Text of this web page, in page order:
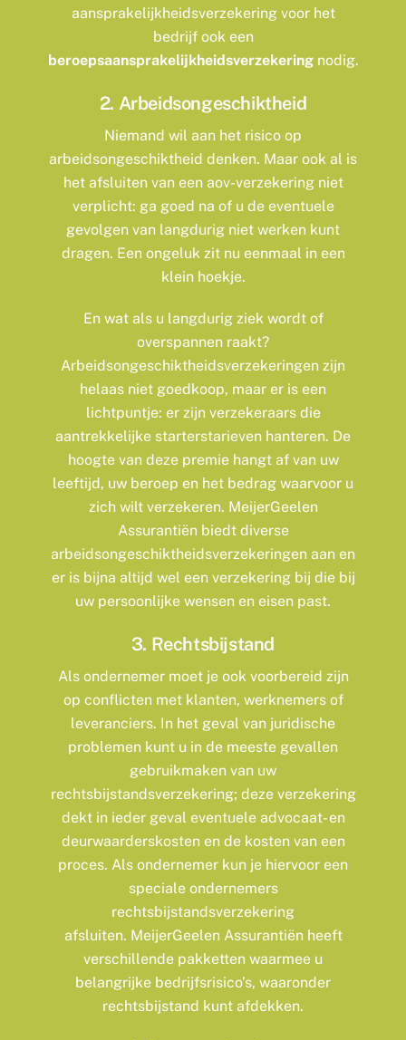
aansprakelijkheidsverzekering voor het
bedrijf ook een
beroepsaansprakelijkheidsverzekeringnodig.
2. Arbeidsongeschiktheid
Niemand wil aan het risico op
arbeidsongeschiktheid denken. Maar ook al is
het afsluiten van een aov-verzekering niet
verplicht: ga goed na of u de eventuele
gevolgen van langdurig niet werken kunt
dragen. Een ongeluk zit nu eenmaal in een
klein hoekje.
En wat als u langdurig ziek wordt of
overspannen raakt?
Arbeidsongeschiktheidsverzekeringen zijn
helaas niet goedkoop, maar er is een
lichtpuntje: er zijn verzekeraars die
aantrekkelijke starterstarieven hanteren. De
hoogte van deze premie hangt af van uw
leeftijd, uw beroep en het bedrag waarvoor u
zich wilt verzekeren. MeijerGeelen
Assurantiën biedt diverse
arbeidsongeschiktheidsverzekeringen aan en
er is bijna altijd wel een verzekering bij die bij
uw persoonlijke wensen en eisen past.
3. Rechtsbijstand
Als ondernemer moet je ook voorbereid zijn
op conflicten met klanten, werknemers of
leveranciers. In het geval van juridische
problemen kunt u in de meeste gevallen
gebruikmaken van uw
rechtsbijstandsverzekering; deze verzekering
dekt in ieder geval eventuele advocaat- en
deurwaarderskosten en de kosten van een
proces. Als ondernemer kun je hiervoor een
speciale ondernemers
rechtsbijstandsverzekering
afsluiten. MeijerGeelen Assurantiën heeft
verschillende pakketten waarmee u
belangrijke bedrijfsrisico’s, waaronder
rechtsbijstand kunt afdekken.